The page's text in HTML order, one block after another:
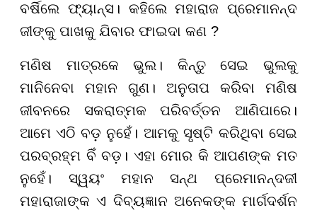
ବର୍ଷିଲେ ଫ୍ୟାନ୍ସ। କହିଲେ ମହାରାଜ ପ୍ରେମାନନ୍ଦ
ଜୀଙ୍କୁ ପାଖକୁ ଯିବାର ଫାଇଦା କଣ ?
ମଣିଷ ମାତ୍ରକେ ଭୁଲ। କିନ୍ତୁ ସେଇ ଭୁଲକୁ
ମାନିନେବା ମହାନ ଗୁଣ। ଅନୁତାପ କରିବା ମଣିଷ
ଜୀବନରେ ସକରାତ୍ମକ ପରିବର୍ତ୍ତନ ଆଣିପାରେ।
ଆମେ ଏଠି ବଡ଼ ନୁହେଁ। ଆମକୁ ସୃଷ୍ଟି କରିଥିବା ସେଇ
ପରବ୍ରହ୍ମ ବିଁ ବଡ଼। ଏହା ମୋର କି ଆପଣଙ୍କ ମତ
ନୁହେଁ। ସ୍ୱୟଂ ମହାନ ସନ୍ଥ ପ୍ରେମାନନ୍ଦଜୀ
ମହାରାଜାଙ୍କ ଏ ଦିବ୍ୟଜ୍ଞାନ ଅନେକଙ୍କ ମାର୍ଗଦର୍ଶନ